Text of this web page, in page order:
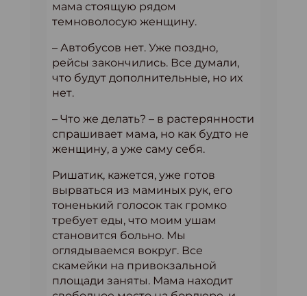
мама стоящую рядом
темноволосую женщину.
– Автобусов нет. Уже поздно,
рейсы закончились. Все думали,
что будут дополнительные, но их
нет.
– Что же делать? – в растерянности
спрашивает мама, но как будто не
женщину, а уже саму себя.
Ришатик, кажется, уже готов
вырваться из маминых рук, его
тоненький голосок так громко
требует еды, что моим ушам
становится больно. Мы
оглядываемся вокруг. Все
скамейки на привокзальной
площади заняты. Мама находит